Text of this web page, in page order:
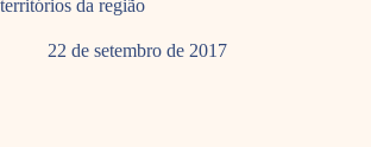
territórios da região
22 de setembro de 2017